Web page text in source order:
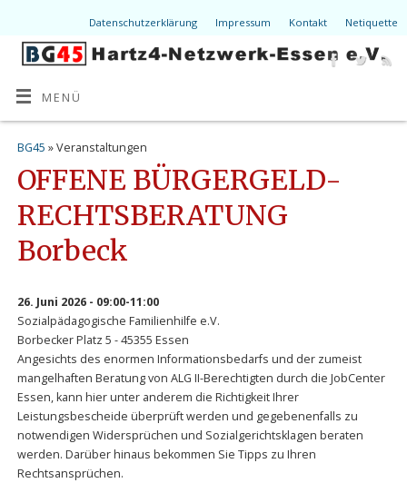
Datenschutzerklärung Impressum Kontakt Netiquette
MENÜ
BG45 » Veranstaltungen
OFFENE BÜRGERGELD-
RECHTSBERATUNG
Borbeck
26. Juni 2026 - 09:00-11:00
Sozialpädagogische Familienhilfe e.V.
Borbecker Platz 5 - 45355 Essen
Angesichts des enormen Informationsbedarfs und der zumeist
mangelhaften Beratung von ALG II-Berechtigten durch die JobCenter
Essen, kann hier unter anderem die Richtigkeit Ihrer
Leistungsbescheide überprüft werden und gegebenenfalls zu
notwendigen Widersprüchen und Sozialgerichtsklagen beraten
werden. Darüber hinaus bekommen Sie Tipps zu Ihren
Rechtsansprüchen.